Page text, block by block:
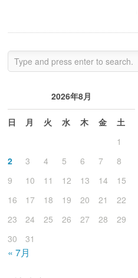
2026年8月
日 月 火 水 木 金
土
1
2
3 4 5 6 7
8
9
10 11 12 13 14
15
16
17 18 19 20 21
22
23
24 25 26 27 28
29
30
31
« 7月